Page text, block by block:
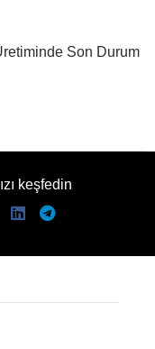
Son Durum
keşfedin